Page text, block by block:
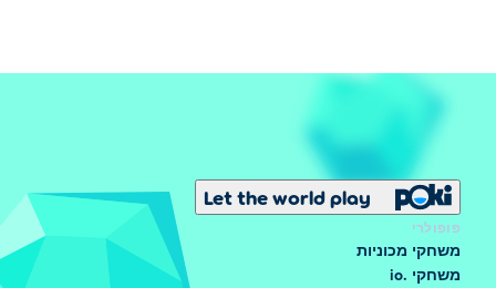
Let the world play
פופולרי
משחקי מכוניות
משחקי .io